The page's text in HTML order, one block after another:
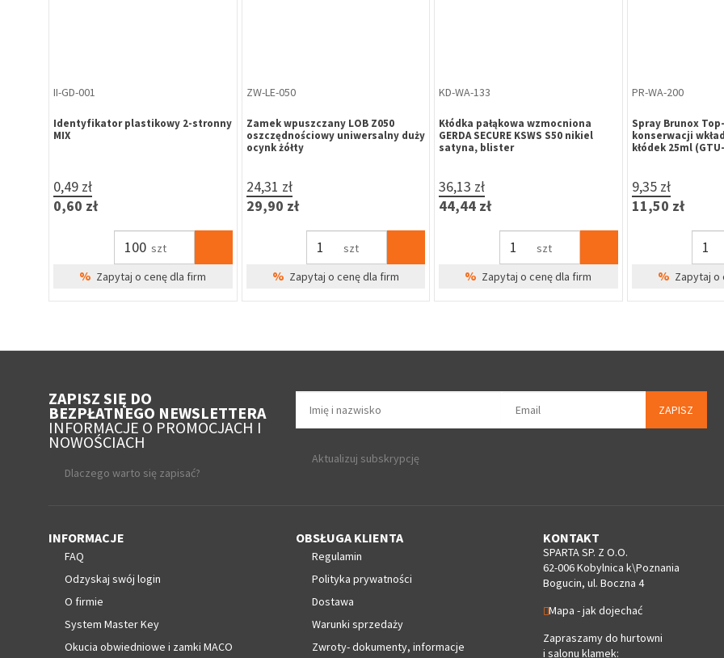
II-GD-001
Identyfikator plastikowy 2-stronny
MIX
0,49 zł
0,60 zł
szt
% Zapytaj o cenę dla firm
ZW-LE-050
Zamek wpuszczany LOB Z050
oszczędnościowy uniwersalny duży
ocynk żółty
24,31 zł
29,90 zł
szt
% Zapytaj o cenę dla firm
KD-WA-133
Kłódka pałąkowa wzmocniona
GERDA SECURE KSWS S50 nikiel
satyna, blister
36,13 zł
44,44 zł
szt
% Zapytaj o cenę dla firm
PR-WA-200
Spray Brunox
konserwacji
kłódek 25ml
9,35 zł
11,50 zł
% Zapytaj o
ZAPISZ SIĘ DO
BEZPŁATNEGO NEWSLETTERA
INFORMACJE O PROMOCJACH I
NOWOŚCIACH
Dlaczego warto się zapisać?
ZAPISZ
Aktualizuj subskrypcję
INFORMACJE
FAQ
Odzyskaj swój login
O firmie
System Master Key
Okucia obwiedniowe i zamki MACO
OBSŁUGA KLIENTA
Regulamin
Polityka prywatności
Dostawa
Warunki sprzedaży
Zwroty- dokumenty, informacje
KONTAKT
SPARTA SP. Z O.O.
62-006 Kobylnica k\Poznania
Bogucin, ul. Boczna 4
Mapa - jak dojechać
Zapraszamy do hurtowni
i salonu klamek: